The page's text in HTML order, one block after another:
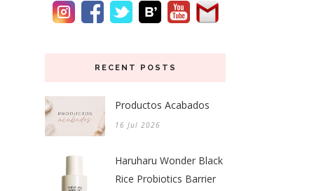
RECENT POSTS
Productos Acabados
16 Jul 2026
Haruharu Wonder Black
Rice Probiotics Barrier